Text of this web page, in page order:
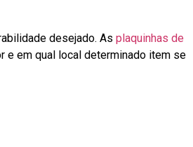
desejado. As plaquinhas de
e em qual local determinado item se